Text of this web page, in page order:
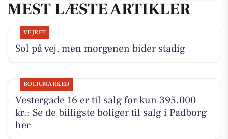
MEST LÆSTE ARTIKLER
VEJRET
Sol på vej, men morgenen bider stadig
BOLIGMARKED
Vestergade 16 er til salg for kun 395.000
kr.: Se de billigste boliger til salg i Padborg
her